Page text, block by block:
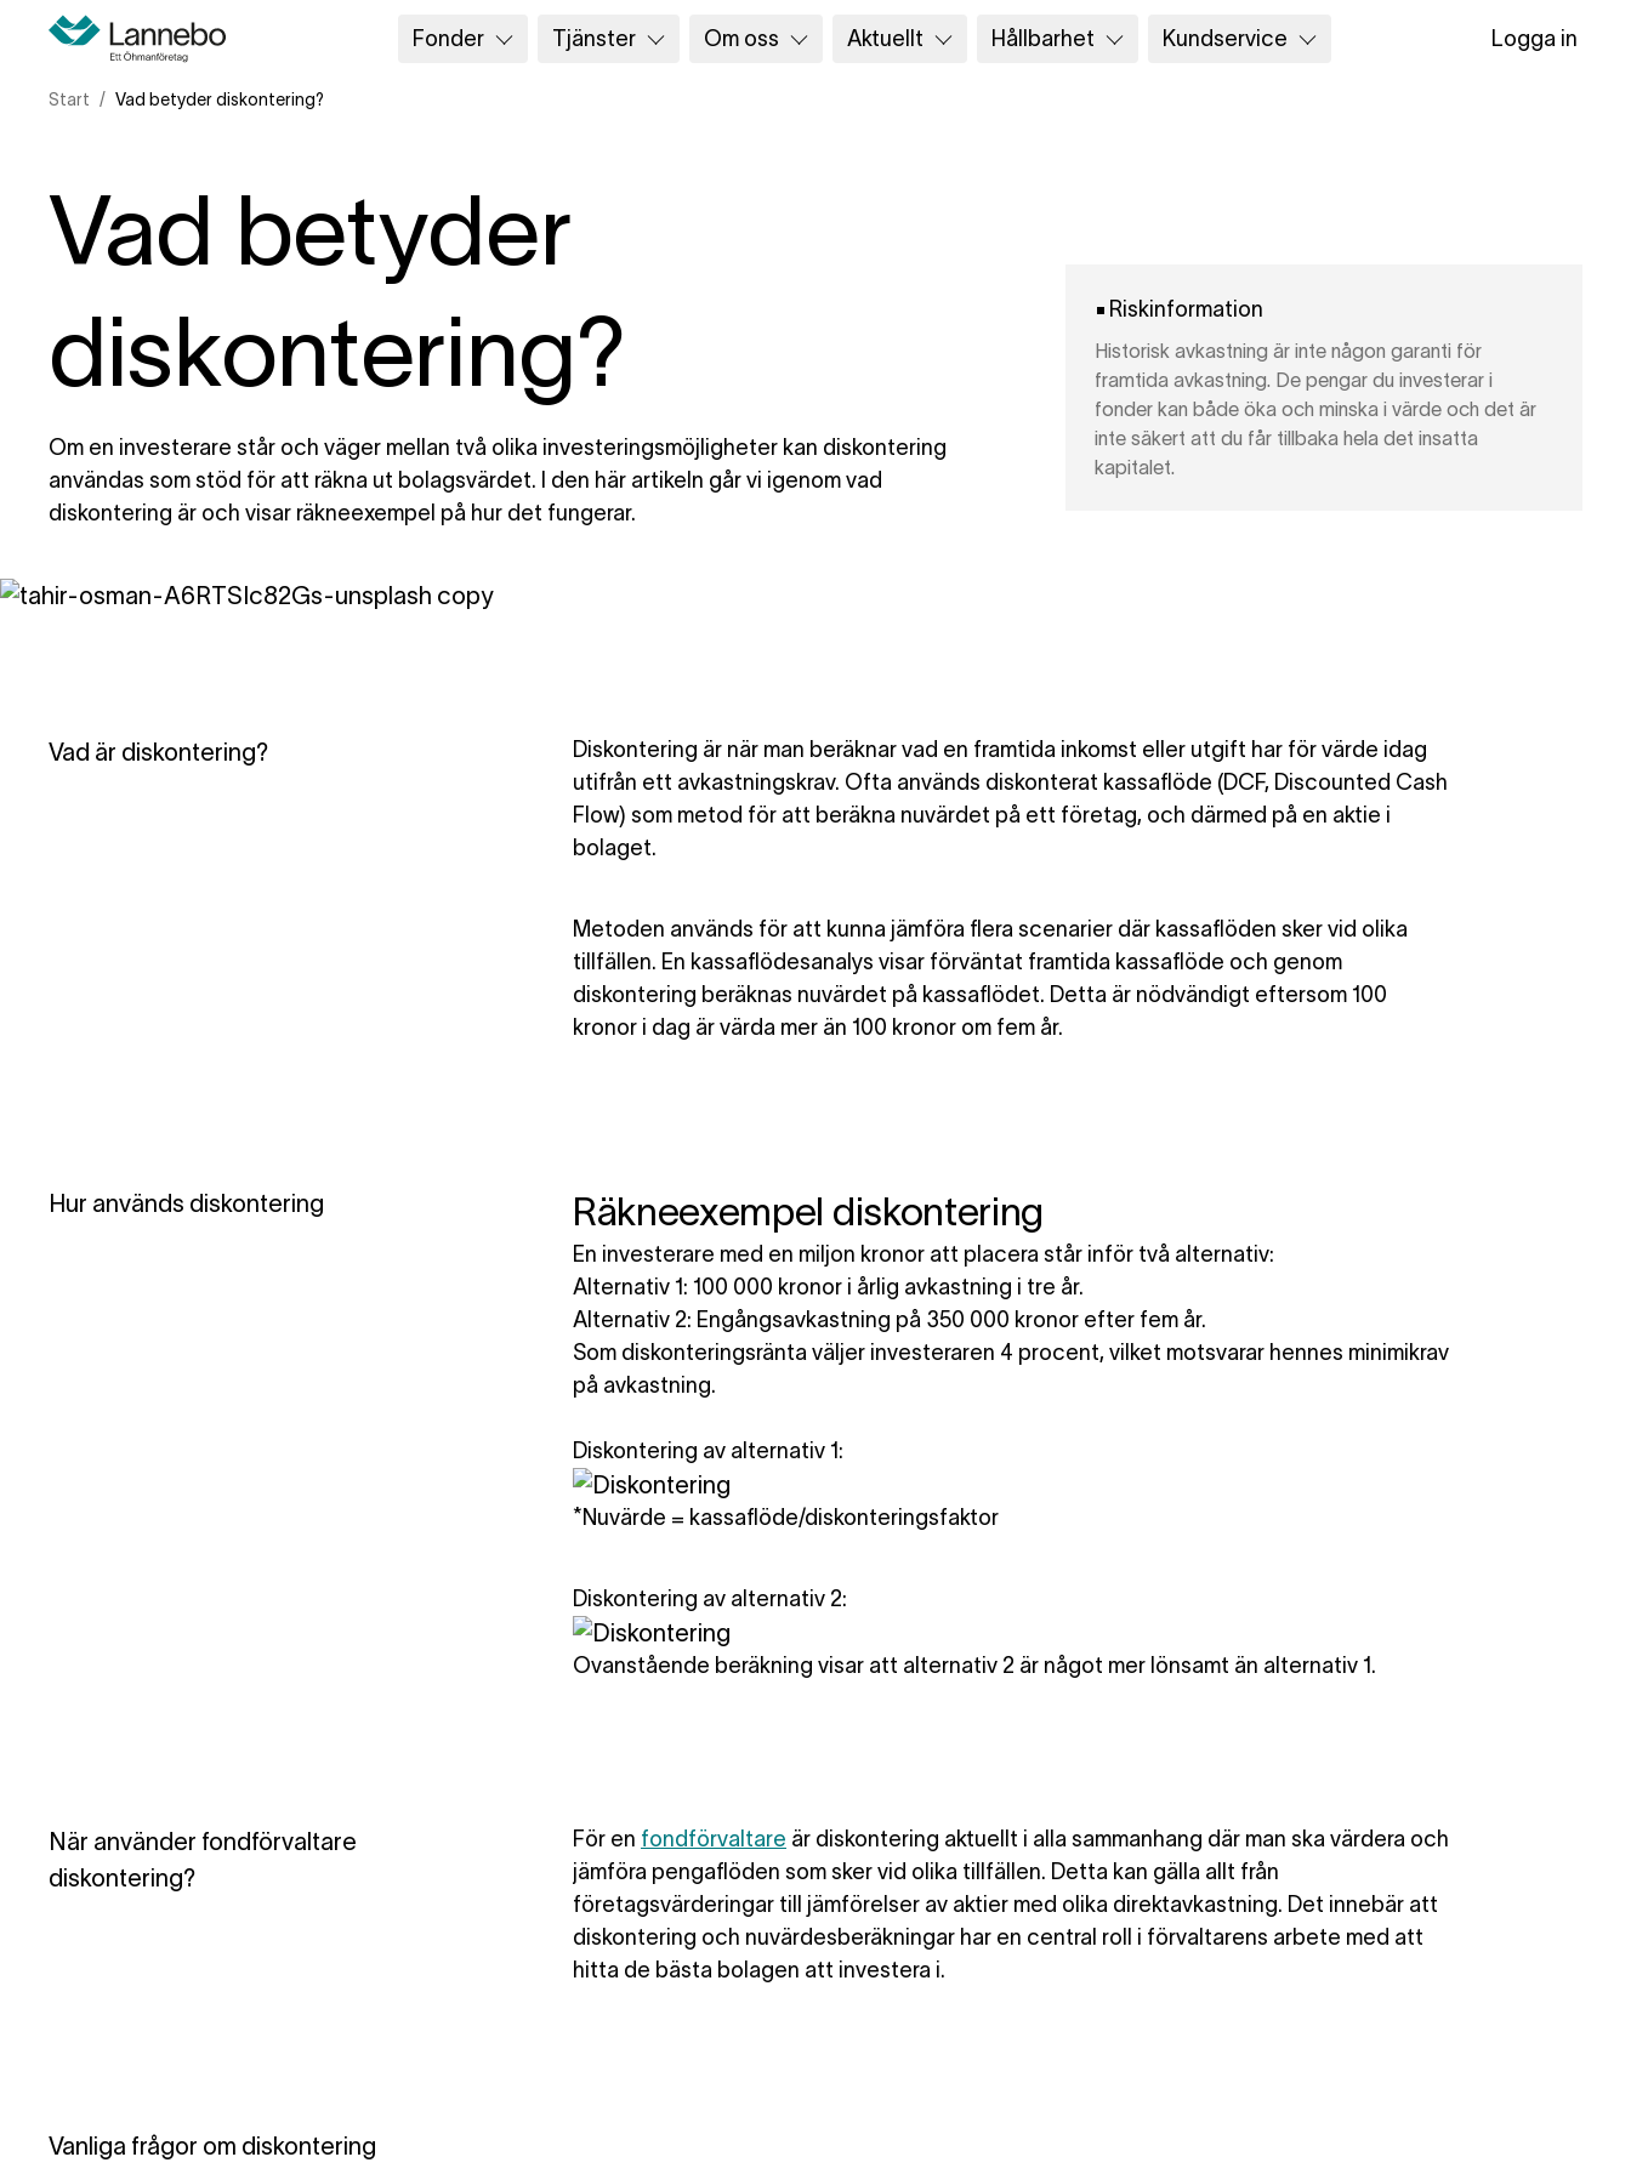
Fonder Tjänster Om oss Aktuellt Hållbarhet Kundservice Logga in
Start Vad betyder diskontering?
Vad betyder
diskontering?
Om en investerare står och väger mellan två olika investeringsmöjligheter kan diskontering
användas som stöd för att räkna ut bolagsvärdet. I den här artikeln går vi igenom vad
diskontering är och visar räkneexempel på hur det fungerar.
Riskinformation
Historisk avkastning är inte någon garanti för
framtida avkastning. De pengar du investerar i
fonder kan både öka och minska i värde och det är
inte säkert att du får tillbaka hela det insatta
kapitalet.
Vad är diskontering?
Diskontering är när man beräknar vad en framtida inkomst eller utgift har för värde idag
utifrån ett avkastningskrav. Ofta används diskonterat kassaflöde (DCF, Discounted Cash
Flow) som metod för att beräkna nuvärdet på ett företag, och därmed på en aktie i
bolaget.
Metoden används för att kunna jämföra flera scenarier där kassaflöden sker vid olika
tillfällen. En kassaflödesanalys visar förväntat framtida kassaflöde och genom
diskontering beräknas nuvärdet på kassaflödet. Detta är nödvändigt eftersom 100
kronor i dag är värda mer än 100 kronor om fem år.
Hur används diskontering Räkneexempel diskontering
En investerare med en miljon kronor att placera står inför två alternativ:
Alternativ 1: 100 000 kronor i årlig avkastning i tre år.
Alternativ 2: Engångsavkastning på 350 000 kronor efter fem år.
Som diskonteringsränta väljer investeraren 4 procent, vilket motsvarar hennes minimikrav
på avkastning.
Diskontering av alternativ 1:
*Nuvärde = kassaflöde/diskonteringsfaktor
Diskontering av alternativ 2:
Ovanstående beräkning visar att alternativ 2 är något mer lönsamt än alternativ 1.
När använder fondförvaltare
diskontering?
För en fondförvaltare är diskontering aktuellt i alla sammanhang där man ska värdera och
jämföra pengaflöden som sker vid olika tillfällen. Detta kan gälla allt från
företagsvärderingar till jämförelser av aktier med olika direktavkastning. Det innebär att
diskontering och nuvärdesberäkningar har en central roll i förvaltarens arbete med att
hitta de bästa bolagen att investera i.
Vanliga frågor om diskontering